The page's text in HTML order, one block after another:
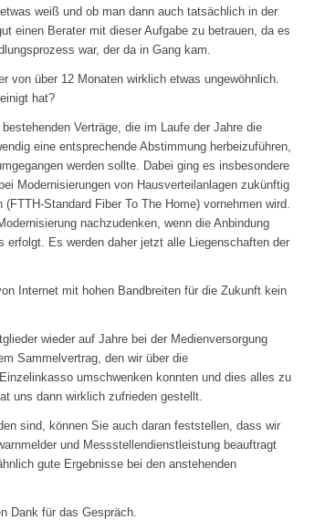
weiß und ob man dann auch tatsächlich in der
einen Berater mit dieser Aufgabe zu betrauen, da es
war, der da in Gang kam.
von über 12 Monaten wirklich etwas ungewöhnlich.
hat?
Verträge, die im Laufe der Jahre die
eine entsprechende Abstimmung herbeizuführen,
werden sollte. Dabei ging es insbesondere
Modernisierungen von Hausverteilanlagen zukünftig
Standard Fiber To The Home) vornehmen wird.
nachzudenken, wenn die Anbindung
Es werden daher jetzt alle Liegenschaften der
Internet mit hohen Bandbreiten für die Zukunft kein
wieder auf Jahre bei der Medienversorgung
Sammelvertrag, den wir über die
umschwenken konnten und dies alles zu
uns dann wirklich zufrieden gestellt.
sind, können Sie auch daran feststellen, dass wir
und Messstellendienstleistung beauftragt
gute Ergebnisse bei den anstehenden
Dank für das Gespräch.